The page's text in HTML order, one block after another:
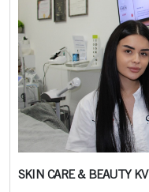
SKIN CARE & BEAUTY KV